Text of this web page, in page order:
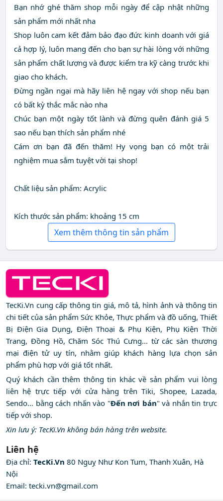
Bạn nhớ ghé thăm shop mỗi ngày để cập nhật những
sản phẩm mới nhất nha
Shop luôn cam kết đảm bảo đạo đức kinh doanh với giá
cả hợp lý, luôn mang đến cho bạn sự hài lòng với những
sản phẩm chất lượng và được kiểm tra kỹ càng trước khi
giao cho khách.
Đừng ngần ngại mà hãy liên hệ ngay với shop nếu bạn
có bất kỳ thắc mắc nào nha
Chúc bạn một ngày tốt lành và đừng quên đánh giá 5
sao nếu bạn thích sản phẩm nhé
Cám ơn bạn đã đến thăm! Hy vọng bạn có một trải
nghiệm mua sắm tuyệt vời tại shop!
Chất liệu sản phẩm: Acrylic
Kích thước sản phẩm: khoảng 15 cm
Xem thêm thông tin sản phẩm
TecKi.Vn cung cấp thông tin giá, mô tả, hình ảnh và thông tin
chi tiết của sản phẩm Sức Khỏe, Thực phẩm và đồ uống, Thiết
Bị Điện Gia Dụng, Điện Thoại & Phụ Kiện, Phụ Kiện Thời
Trang, Đồng Hồ, Chăm Sóc Thú Cưng... từ các sàn thương
mại điện tử uy tín, nhằm giúp khách hàng lựa chọn sản
phẩm phù hợp với giá tốt nhất.
Quý khách cần thêm thông tin khác về sản phẩm vui lòng
liên hệ trực tiếp với cửa hàng trên Tiki, Shopee, Lazada,
Sendo... bằng cách nhấn vào "Đến nơi bán" và nhắn tin trực
tiếp với shop.
Xin lưu ý: TecKi.Vn không bán hàng trên website.
Liên hệ
Địa chỉ: TecKi.Vn 80 Nguỵ Như Kon Tum, Thanh Xuân, Hà
Nội
Email: tecki.vn@gmail.com